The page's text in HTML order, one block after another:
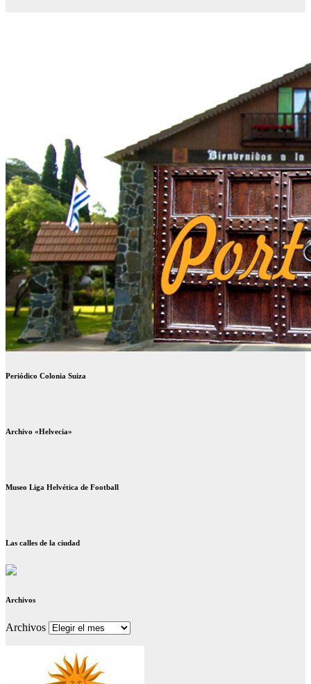
Periódico Colonia Suiza
Archivo «Helvecia»
Museo Liga Helvética de Football
Las calles de la ciudad
Archivos
Archivos